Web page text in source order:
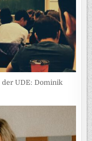
der UDE: Dominik